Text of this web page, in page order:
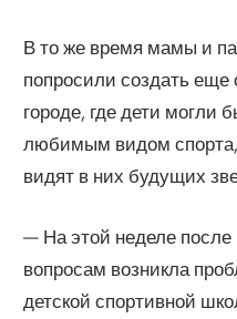
В то же время мамы и
попросили создать
городе, где дети могли
любимым видом
видят в них будущих
— На этой неделе
вопросам возникла
детской спортивной